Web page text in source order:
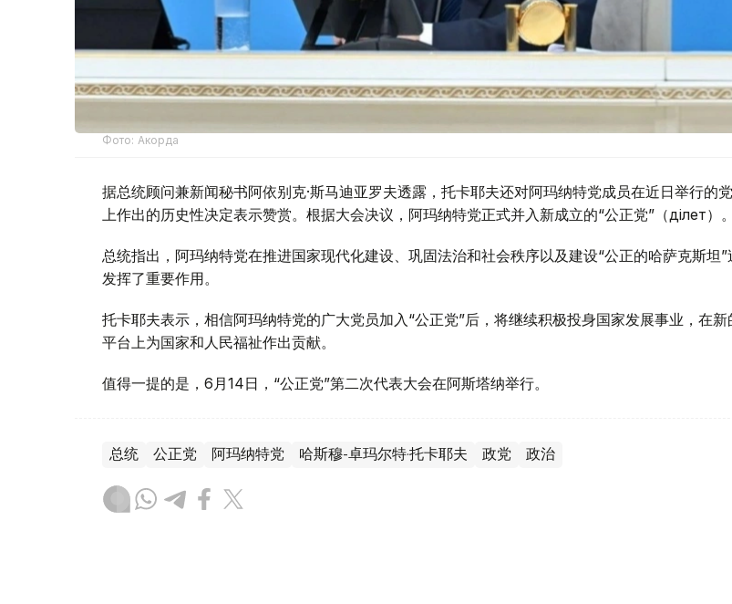
Фото: Акорда
据总统顾问兼新闻秘书阿依别克·斯马迪亚罗夫透露，托卡耶夫还对阿玛纳特党成员在近日举行的
上作出的历史性决定表示赞赏。根据大会决议，阿玛纳特党正式并入新成立的“公正党”（Әділет）。
总统指出，阿玛纳特党在推进国家现代化建设、巩固法治和社会秩序以及建设“公正的哈萨克斯坦”
发挥了重要作用。
托卡耶夫表示，相信阿玛纳特党的广大党员加入“公正党”后，将继续积极投身国家发展事业，在新
平台上为国家和人民福祉作出贡献。
值得一提的是，6月14日，“公正党”第二次代表大会在阿斯塔纳举行。
总统 公正党 阿玛纳特党 哈斯穆-卓玛尔特·托卡耶夫 政党 政治